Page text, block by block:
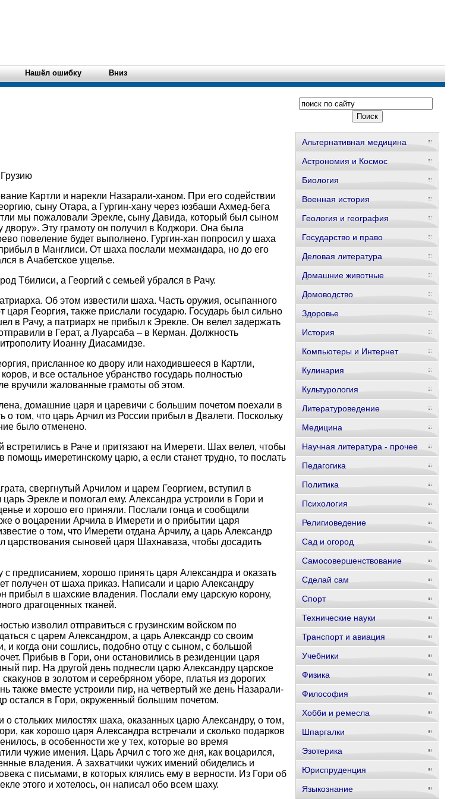
Нашёл ошибку Вниз
Картли и нарекли Назарали-ханом. При его содействии
сыну Отара, а Гургин-хану через юзбаши Ахмед-бега
мы пожаловали Эрекле, сыну Давида, который был сыном
Эту грамоту он получил в Коджори. Она была
повеление будет выполнено. Гургин-хан попросил у шаха
в Манглиси. От шаха послали мехмандара, но до его
в Ачабетское ущелье.
Тбилиси, а Георгий с семьей убрался в Рачу.
Об этом известили шаха. Часть оружия, осыпанного
Георгия, также прислали государю. Государь был сильно
в Рачу, а патриарх не прибыл к Эрекле. Он велел задержать
в Герат, а Луарсаба – в Керман. Должность
Иоанну Диасамидзе.
присланное ко двору или находившееся в Картли,
и все остальное убранство государь полностью
вручили жалованные грамоты об этом.
домашние царя и царевичи с большим почетом поехали в
о том, что царь Арчил из России прибыл в Двалети. Поскольку
было отменено.
в Раче и притязают на Имерети. Шах велел, чтобы
помощь имеретинскому царю, а если станет трудно, то послать
свергнутый Арчилом и царем Георгием, вступил в
царь Эрекле и помогал ему. Александра устроили в Гори и
и хорошо его приняли. Послали гонца и сообщили
о воцарении Арчила в Имерети и о прибытии царя
о том, что Имерети отдана Арчилу, а царь Александр
царствования сыновей царя Шахнаваза, чтобы досадить
предписанием, хорошо принять царя Александра и оказать
получен от шаха приказ. Написали и царю Александру
прибыл в шахские владения. Послали ему царскую корону,
драгоценных тканей.
изволил отправиться с грузинским войском по
с царем Александром, а царь Александр со своим
и когда они сошлись, подобно отцу с сыном, с большой
Прибыв в Гори, они остановились в резиденции царя
пир. На другой день поднесли царю Александру царское
в золотом и серебряном уборе, платья из дорогих
также вместе устроили пир, на четвертый же день Назарали-
остался в Гори, окруженный большим почетом.
о стольких милостях шаха, оказанных царю Александру, о том,
как хорошо царя Александра встречали и сколько подарков
в особенности же у тех, которые во время
чужие имения. Царь Арчил с того же дня, как воцарился,
владения. А захватчики чужих имений обиделись и
с письмами, в которых клялись ему в верности. Из Гори об
этого и хотелось, он написал обо всем шаху.
Альтернативная медицина
Астрономия и Космос
Биология
Военная история
Геология и география
Государство и право
Деловая литература
Домашние животные
Домоводство
Здоровье
История
Компьютеры и Интернет
Кулинария
Культурология
Литературоведение
Медицина
Научная литература - прочее
Педагогика
Политика
Психология
Религиоведение
Сад и огород
Самосовершенствование
Сделай сам
Спорт
Технические науки
Транспорт и авиация
Учебники
Физика
Философия
Хобби и ремесла
Шпаргалки
Эзотерика
Юриспруденция
Языкознание